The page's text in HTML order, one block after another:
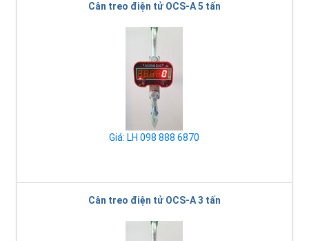
Cân treo điện tử OCS-A 5 tấn
Giá: LH 098 888 6870
Cân treo điện tử OCS-A 3 tấn